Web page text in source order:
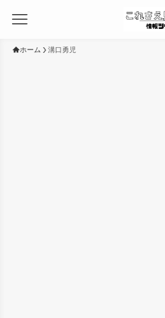
ホーム 溝口勇児